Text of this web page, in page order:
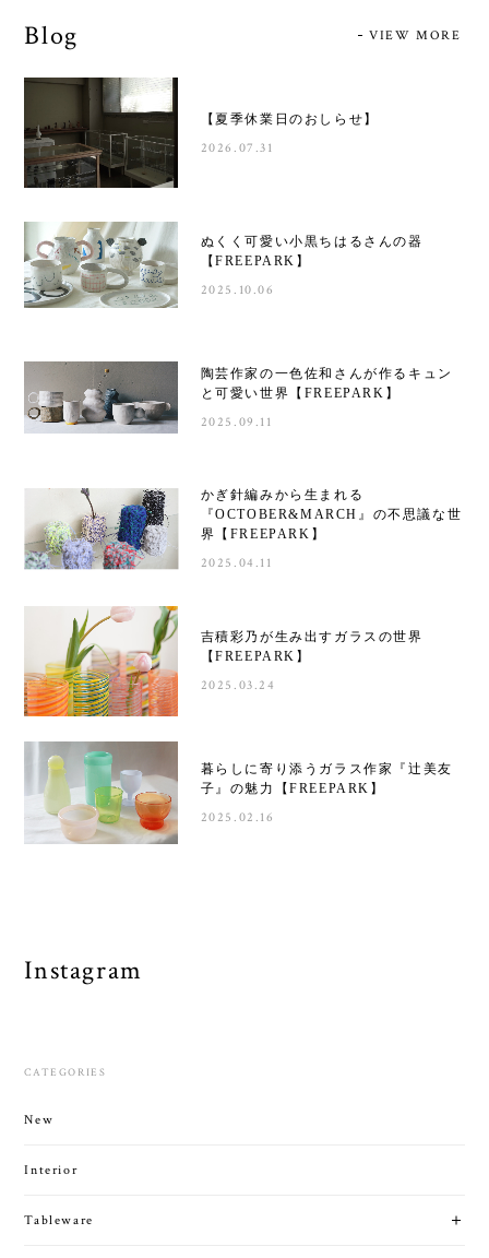
Blog VIEW MORE
【夏季休業日のおしらせ】
2026.07.31
ぬくく可愛い小黒ちはるさんの器
【FREEPARK】
2025.10.06
陶芸作家の一色佐和さんが作るキュン
と可愛い世界【FREEPARK】
2025.09.11
かぎ針編みから生まれる
『OCTOBER&MARCH』の不思議な世
界【FREEPARK】
2025.04.11
吉積彩乃が生み出すガラスの世界
【FREEPARK】
2025.03.24
暮らしに寄り添うガラス作家『辻美友
子』の魅力【FREEPARK】
2025.02.16
Instagram
CATEGORIES
New
Interior
Tableware